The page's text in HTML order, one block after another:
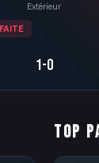
Extérieur
1-0
TOP